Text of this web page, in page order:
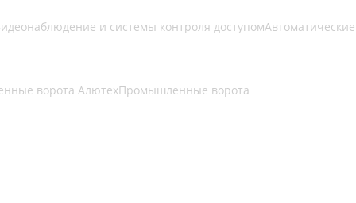
и системы контроля доступомАвтоматические
ворота АлютехПромышленные ворота